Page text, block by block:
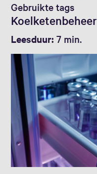
Leesduur: 7 min.
Gebruikte tags
Koelketenbeheer